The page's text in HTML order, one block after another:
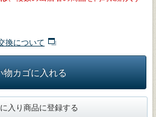
換について
物カゴに入れる
入り商品に登録する